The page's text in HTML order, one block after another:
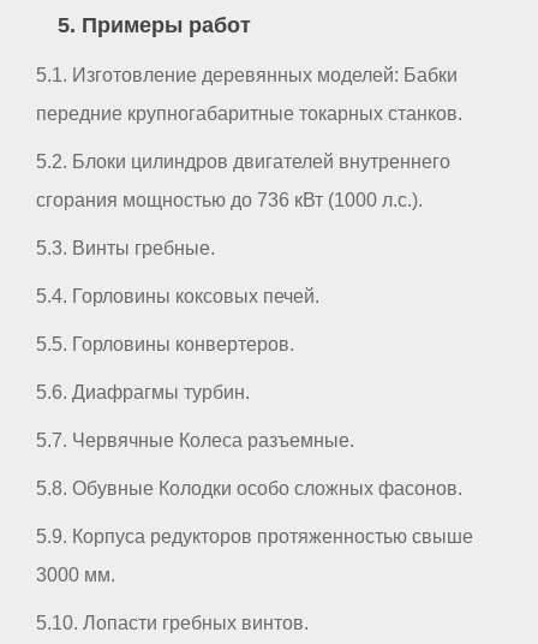
5. Примеры работ
5.1. Изготовление деревянных моделей: Бабки
передние крупногабаритные токарных станков.
5.2. Блоки цилиндров двигателей внутреннего
сгорания мощностью до 736 кВт (1000 л.с.).
5.3. Винты гребные.
5.4. Горловины коксовых печей.
5.5. Горловины конвертеров.
5.6. Диафрагмы турбин.
5.7. Червячные Колеса разъемные.
5.8. Обувные Колодки особо сложных фасонов.
5.9. Корпуса редукторов протяженностью свыше
3000 мм.
5.10. Лопасти гребных винтов.